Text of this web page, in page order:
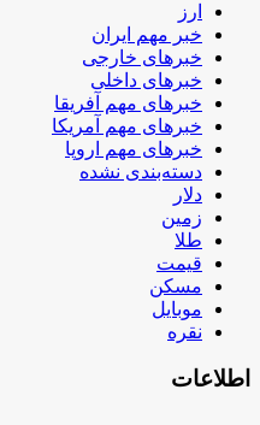
ارز
خبر مهم ایران
خبرهای خارجی
خبرهای داخلی
خبرهای مهم آفریقا
خبرهای مهم آمریکا
خبرهای مهم اروپا
دسته‌بندی نشده
دلار
زمین
طلا
قیمت
مسکن
موبایل
نقره
اطلاعات